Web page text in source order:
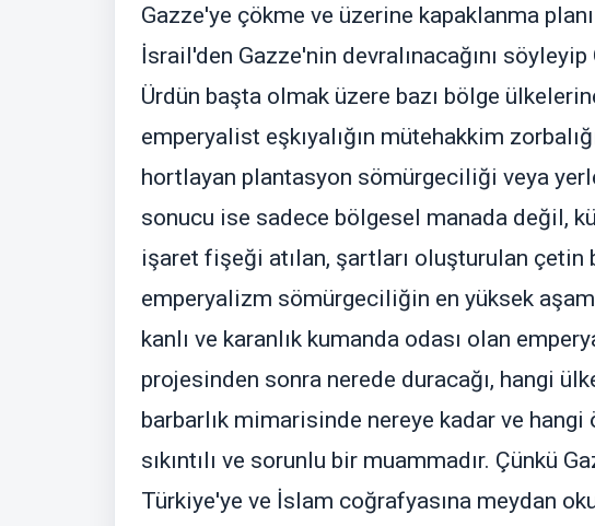
Gazze'ye çökme ve üzerine kapaklanma
İsrail'den Gazze'nin devralınacağını
Ürdün başta olmak üzere bazı bölge
emperyalist eşkıyalığın mütehakkim
hortlayan plantasyon sömürgeciliği veya
sonucu ise sadece bölgesel manada değil,
işaret fişeği atılan, şartları oluşturulan
emperyalizm sömürgeciliğin en yüksek
kanlı ve karanlık kumanda odası olan
projesinden sonra nerede duracağı, hangi
barbarlık mimarisinde nereye kadar ve
sıkıntılı ve sorunlu bir muammadır. Çünkü
Türkiye'ye ve İslam coğrafyasına meydan